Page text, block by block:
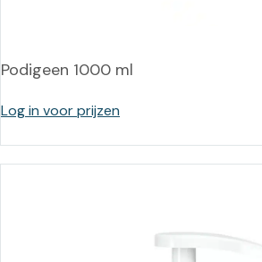
Podigeen 1000 ml
Log in voor prijzen